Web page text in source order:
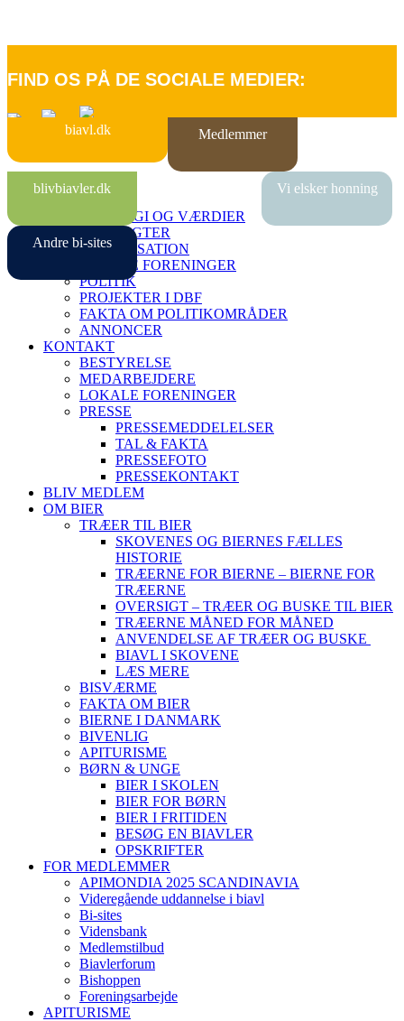
FIND OS PÅ DE SOCIALE MEDIER:
biavl.dk Medlemmer
blivbiavler.dk Vi elsker honning
Andre bi-sites
FORSIDE
STRATEGI OG VÆRDIER
VEDTÆGTER
ORGANISATION
LOKALE FORENINGER
POLITIK
PROJEKTER I DBF
FAKTA OM POLITIKOMRÅDER
ANNONCER
KONTAKT
BESTYRELSE
MEDARBEJDERE
LOKALE FORENINGER
PRESSE
PRESSEMEDDELELSER
TAL & FAKTA
PRESSEFOTO
PRESSEKONTAKT
BLIV MEDLEM
OM BIER
TRÆER TIL BIER
SKOVENES OG BIERNES FÆLLES
HISTORIE
TRÆERNE FOR BIERNE – BIERNE FOR
TRÆERNE
OVERSIGT – TRÆER OG BUSKE TIL BIER
TRÆERNE MÅNED FOR MÅNED
ANVENDELSE AF TRÆER OG BUSKE
BIAVL I SKOVENE
LÆS MERE
BISVÆRME
FAKTA OM BIER
BIERNE I DANMARK
BIVENLIG
APITURISME
BØRN & UNGE
BIER I SKOLEN
BIER FOR BØRN
BIER I FRITIDEN
BESØG EN BIAVLER
OPSKRIFTER
FOR MEDLEMMER
APIMONDIA 2025 SCANDINAVIA
Videregående uddannelse i biavl
Bi-sites
Vidensbank
Medlemstilbud
Biavlerforum
Bishoppen
Foreningsarbejde
APITURISME